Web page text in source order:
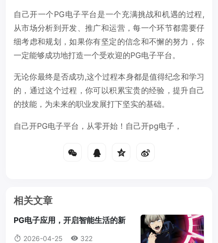
自己开一个PG电子平台是一个充满挑战和机遇的过程,
从市场分析到开发、推广和运营，每一个环节都需要仔
细考虑和规划，如果你有坚定的信念和不懈的努力，你
一定能够成功地打造一个受欢迎的PG电子平台。
无论你最终是否成功,这个过程本身都是值得纪念和学习
的，通过这个过程，你可以积累宝贵的经验，提升自己
的技能，为未来的职业发展打下坚实的基础。
自己开PG电子平台，从零开始！自己开pg电子，
相关文章
PG电子应用，开启智能生活的新
篇章pg电子应用
2026-04-25 322